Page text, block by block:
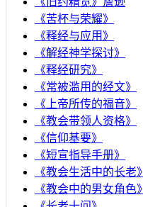
《苦杯与荣耀》
《释经与应用》
《解经神学探讨》
《释经研究》
《常被滥用的经文》
《上帝所传的福音》
《教会带领人资格》
《信仰基要》
《短宣指导手册》
《教会生活中的长老》
《教会中的男女角色》